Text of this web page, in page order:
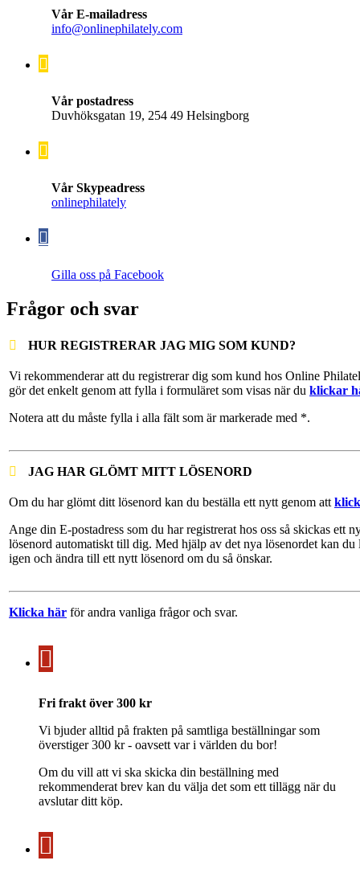
Vår E-mailadress
info@onlinephilately.com
Vår postadress
Duvhöksgatan 19, 254 49 Helsingborg
Vår Skypeadress
onlinephilately
Gilla oss på Facebook
Frågor och svar
HUR REGISTRERAR JAG MIG SOM KUND?
Vi rekommenderar att du registrerar dig som kund hos Online
gör det enkelt genom att fylla i formuläret som visas när du klickar
Notera att du måste fylla i alla fält som är markerade med *.
JAG HAR GLÖMT MITT LÖSENORD
Om du har glömt ditt lösenord kan du beställa ett nytt genom att
Ange din E-postadress som du har registrerat hos oss så skickas ett
lösenord automatiskt till dig. Med hjälp av det nya lösenordet kan du
igen och ändra till ett nytt lösenord om du så önskar.
Klicka här för andra vanliga frågor och svar.
Fri frakt över 300 kr
Vi bjuder alltid på frakten på samtliga beställningar som
överstiger 300 kr - oavsett var i världen du bor!
Om du vill att vi ska skicka din beställning med
rekommenderat brev kan du välja det som ett tillägg när du
avslutar ditt köp.